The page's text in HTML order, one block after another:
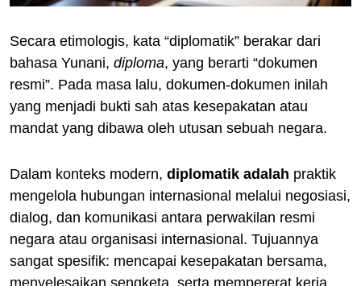
Secara etimologis, kata “diplomatik” berakar dari
bahasa Yunani, diploma, yang berarti “dokumen
resmi”. Pada masa lalu, dokumen-dokumen inilah
yang menjadi bukti sah atas kesepakatan atau
mandat yang dibawa oleh utusan sebuah negara.
Dalam konteks modern, diplomatik adalah praktik
mengelola hubungan internasional melalui negosiasi,
dialog, dan komunikasi antara perwakilan resmi
negara atau organisasi internasional. Tujuannya
sangat spesifik: mencapai kesepakatan bersama,